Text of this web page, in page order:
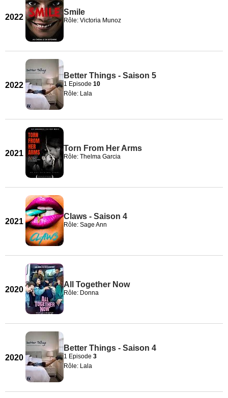
2022
Smile
Rôle: Victoria Munoz
2022
Better Things - Saison 5
1 Episode 10
Rôle: Lala
2021
Torn From Her Arms
Rôle: Thelma Garcia
2021
Claws - Saison 4
Rôle: Sage Ann
2020
All Together Now
Rôle: Donna
2020
Better Things - Saison 4
1 Episode 3
Rôle: Lala